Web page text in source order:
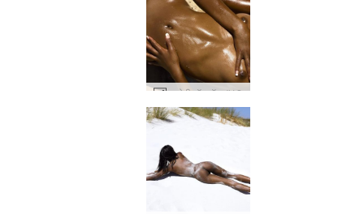
नाओमी हॉट रॉक #12